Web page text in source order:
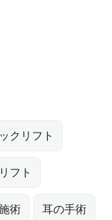
クリフト
フト
術 耳の手術